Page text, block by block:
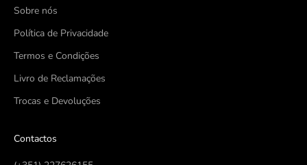
Sobre nós
Política de Privacidade
Termos e Condições
Livro de Reclamações
Trocas e Devoluções
Contactos